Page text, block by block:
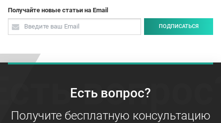
Получайте новые статьи на Email
ПОДПИСАТЬСЯ
Есть вопрос?
Получите бесплатную консультацию